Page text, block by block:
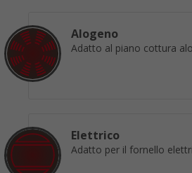
Alogeno
Adatto al piano cottura
Elettrico
Adatto per il fornello